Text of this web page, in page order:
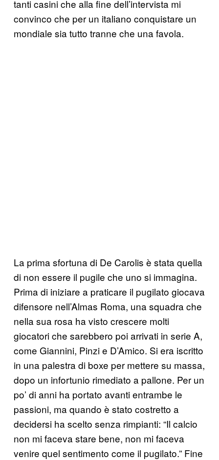
tanti casini che alla fine dell’intervista mi
convinco che per un italiano conquistare un
mondiale sia tutto tranne che una favola.
La prima sfortuna di De Carolis è stata quella
di non essere il pugile che uno si immagina.
Prima di iniziare a praticare il pugilato giocava
difensore nell’Almas Roma, una squadra che
nella sua rosa ha visto crescere molti
giocatori che sarebbero poi arrivati in serie A,
come Giannini, Pinzi e D’Amico. Si era iscritto
in una palestra di boxe per mettere su massa,
dopo un infortunio rimediato a pallone. Per un
po’ di anni ha portato avanti entrambe le
passioni, ma quando è stato costretto a
decidersi ha scelto senza rimpianti: “Il calcio
non mi faceva stare bene, non mi faceva
venire quel sentimento come il pugilato.” Fine